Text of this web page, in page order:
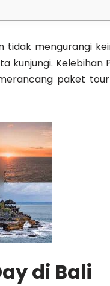
mengurangi
Kelebihan
paket
di Bali